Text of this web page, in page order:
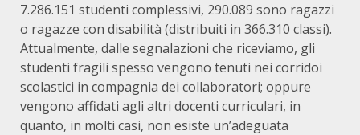
7.286.151 studenti complessivi, 290.089 sono ragazzi
o ragazze con disabilità (distribuiti in 366.310 classi).
Attualmente, dalle segnalazioni che riceviamo, gli
studenti fragili spesso vengono tenuti nei corridoi
scolastici in compagnia dei collaboratori; oppure
vengono affidati agli altri docenti curriculari, in
quanto, in molti casi, non esiste un’adeguata